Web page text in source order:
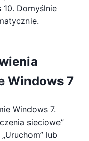
Domyślnie
Windows 7
Windows 7.
sieciowe”
lub